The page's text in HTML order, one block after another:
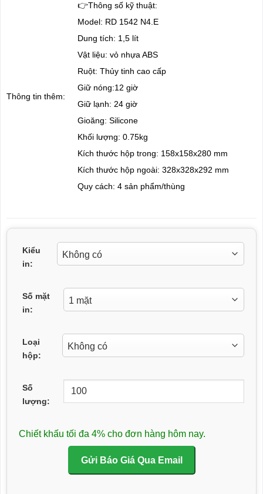
Thông tin thêm:
👉Thông số kỹ thuật:
Model: RD 1542 N4.E
Dung tích: 1,5 lít
Vật liệu: vỏ nhựa ABS
Ruột: Thủy tinh cao cấp
Giữ nóng:12 giờ
Giữ lạnh: 24 giờ
Gioăng: Silicone
Khối lượng: 0.75kg
Kích thước hộp trong: 158x158x280 mm
Kích thước hộp ngoài: 328x328x292 mm
Quy cách: 4 sản phẩm/thùng
Kiểu
in:
Số mặt
in:
Loại
hộp:
Số
lượng:
Chiết khấu tối đa 4% cho đơn hàng hôm nay.
Gửi Báo Giá Qua Email